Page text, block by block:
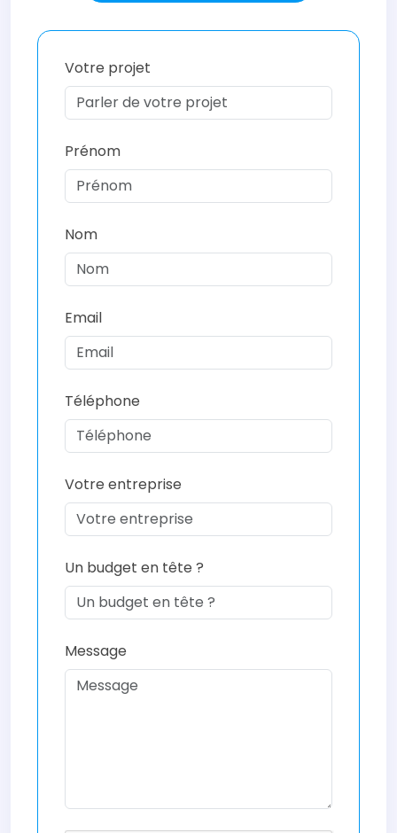
Votre projet
Prénom
Nom
Email
Téléphone
Votre entreprise
Un budget en tête ?
Message